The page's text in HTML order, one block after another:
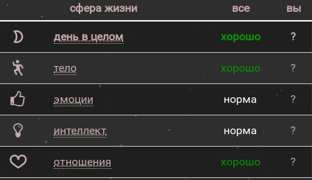
сфера жизни все вы
день в целом хорошо ?
тело хорошо ?
эмоции норма ?
интеллект норма ?
отношения хорошо ?